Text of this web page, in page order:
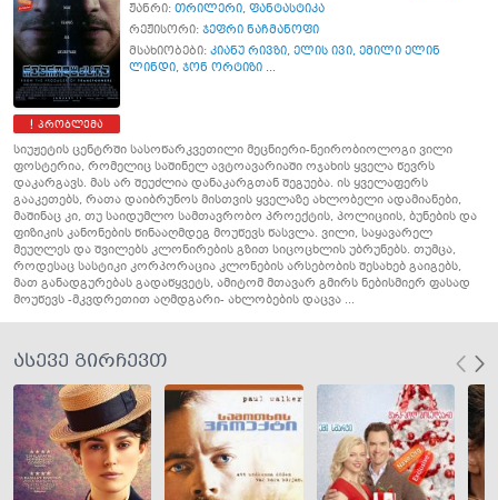
პრობლემა
ჟანრი: თრილერი, ფანტასტიკა
რეჟისორი: ჯეფრი ნაჩმანოფი
მსახიობები: კიანუ რივზი, ელის ივი, ემილი ელინ
ლინდი, ჯონ ორტიზი ...
სიუჟეტის ცენტრში სასოწარკვეთილი მეცნიერი-ნეირობიოლოგი ვილი
ფოსტერია, რომელიც საშინელ ავტოავარიაში ოჯახის ყველა წევრს
დაკარგავს. მას არ შეუძლია დანაკარგთან შეგუება. ის ყველაფერს
გააკეთებს, რათა დაიბრუნოს მისთვის ყველაზე ახლობელი ადამიანები,
მაშინაც კი, თუ საიდუმლო სამთავრობო პროექტის, პოლიციის, ბუნების და
ფიზიკის კანონების წინააღმდეგ მოუწევს წასვლა. ვილი, საყავარელ
მეუღლეს და შვილებს კლონირების გზით სიცოცხლის უბრუნებს. თუმცა,
როდესაც სასტიკი კორპორაცია კლონების არსებობის შესახებ გაიგებს,
მათ განადგურებას გადაწყვეტს, ამიტომ მთავარ გმირს ნებისმიერ ფასად
მოუწევს -მკვდრეთით აღმდგარი- ახლობების დაცვა ...
ასევე გირჩევთ